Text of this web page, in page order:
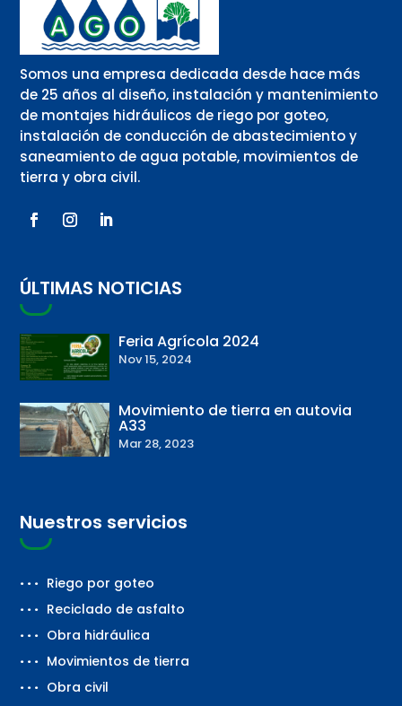
Somos una empresa dedicada desde hace más
de 25 años al diseño, instalación y mantenimiento
de montajes hidráulicos de riego por goteo,
instalación de conducción de abastecimiento y
saneamiento de agua potable, movimientos de
tierra y obra civil.
ÚLTIMAS NOTICIAS
Feria Agrícola 2024
Nov 15, 2024
Movimiento de tierra en autovia
A33
Mar 28, 2023
Nuestros servicios
Riego por goteo
Reciclado de asfalto
Obra hidráulica
Movimientos de tierra
Obra civil